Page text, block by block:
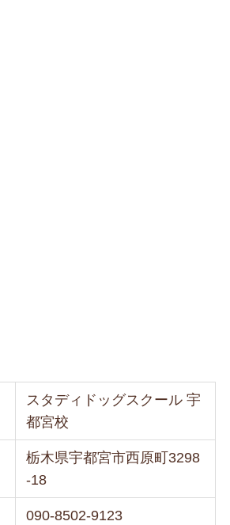
スタディドッグスクール 宇
都宮校
栃木県宇都宮市西原町3298
-18
090-8502-9123